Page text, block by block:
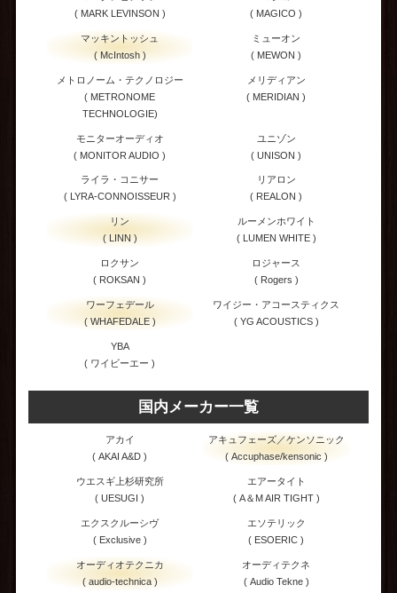
( MARK LEVINSON )
( MAGICO )
マッキントッシュ
( McIntosh )
ミューオン
( MEWON )
メトロノーム・テクノロジー
( METRONOME
TECHNOLOGIE)
メリディアン
( MERIDIAN )
モニターオーディオ
( MONITOR AUDIO )
ユニゾン
( UNISON )
ライラ・コニサー
( LYRA-CONNOISSEUR )
リアロン
( REALON )
リン
( LINN )
ルーメンホワイト
( LUMEN WHITE )
ロクサン
( ROKSAN )
ロジャース
( Rogers )
ワーフェデール
( WHAFEDALE )
ワイジー・アコースティクス
( YG ACOUSTICS )
YBA
( ワイビーエー )
国内メーカー一覧
アカイ
( AKAI A&D )
アキュフェーズ／ケンソニック
( Accuphase/kensonic )
ウエスギ上杉研究所
( UESUGI )
エアータイト
( A＆M AIR TIGHT )
エクスクルーシヴ
( Exclusive )
エソテリック
( ESOERIC )
オーディオテクニカ
( audio-technica )
オーディテクネ
( Audio Tekne )